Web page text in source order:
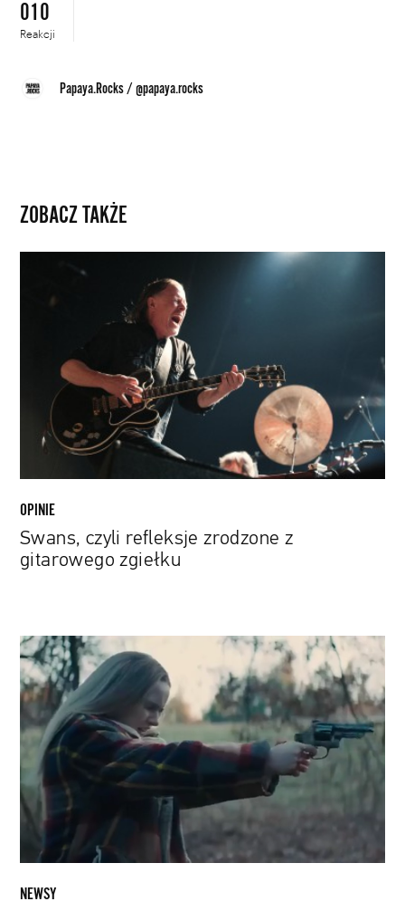
010
Reakcji
Papaya.Rocks /@papaya.rocks
ZOBACZ TAKŻE
refleksje
gitarowego
OPINIE
Swans, czyli refleksje zrodzone z
gitarowego zgiełku
Kryminalne
lata
70.
Zobacz
Rachel
Brosnahan
thrillerze
Woman”
NEWSY